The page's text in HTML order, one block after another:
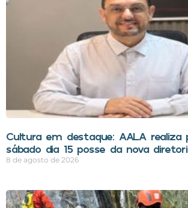
Cultura em destaque: AALA realiza
sábado dia 15 posse da nova
8 de agosto de 2026